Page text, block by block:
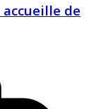
accueille de